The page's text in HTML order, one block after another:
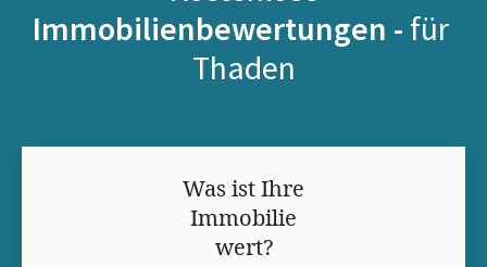
Immobilienbewertungen - für
Thaden
Was ist Ihre
Immobilie
wert?